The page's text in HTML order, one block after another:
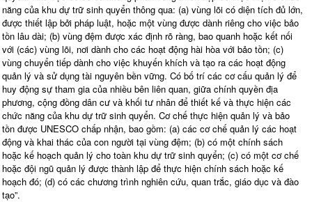
năng của khu dự trữ sinh quyển thông qua: (a) vùng lõi có diện tích đủ lớn,
được thiết lập bởi pháp luật, hoặc một vùng được dành riêng cho việc bảo
tồn lâu dài; (b) vùng đệm được xác định rõ ràng, bao quanh hoặc kết nối
với (các) vùng lõi, nơi dành cho các hoạt động hài hòa với bảo tồn; (c)
vùng chuyển tiếp dành cho việc khuyến khích và tạo ra các hoạt động
quản lý và sử dụng tài nguyên bền vững. Có bố trí các cơ cấu quản lý để
huy động sự tham gia của nhiều bên liên quan, giữa chính quyền địa
phương, cộng đồng dân cư và khối tư nhân để thiết kế và thực hiện các
chức năng của khu dự trữ sinh quyển. Cơ chế thực hiện quản lý và bảo
tồn được UNESCO chấp nhận, bao gồm: (a) các cơ chế quản lý các hoạt
động và khai thác của con người tại vùng đệm; (b) có một chính sách
hoặc kế hoạch quản lý cho toàn khu dự trữ sinh quyển; (c) có một cơ chế
hoặc đội ngũ quản lý được thành lập để thực hiện chính sách hoặc kế
hoạch đó; (d) có các chương trình nghiên cứu, quan trắc, giáo dục và đào
tạo”.